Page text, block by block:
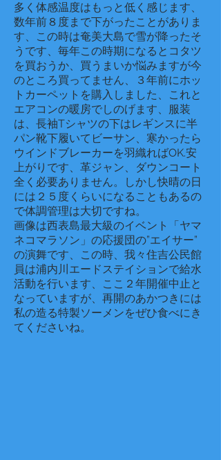
多く体感温度はもっと低く感じます、
数年前８度まで下がったことがありま
す、この時は奄美大島で雪が降ったそ
うです、毎年この時期になるとコタツ
を買おうか、買うまいか悩みますが今
のところ買ってません、３年前にホッ
トカーペットを購入しました、これと
エアコンの暖房でしのげます、服装
は、長袖Tシャツの下はレギンスに半
パン靴下履いてビーサン、寒かったら
ウインドブレーカーを羽織ればOK.安
上がりです、革ジャン、ダウンコート
全く必要ありません。しかし快晴の日
には２５度くらいになることもあるの
で体調管理は大切ですね。
​画像は西表島最大級のイベント「ヤマ
ネコマラソン」の応援団の”エイサー”
の演舞です、この時、我々住吉公民館
員は浦内川エードステイションで給水
活動を行います、ここ２年開催中止と
なっていますが、再開のあかつきには
私の造る特製ソーメンをぜひ食べにき
てくださいね。